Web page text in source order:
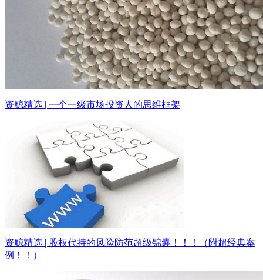
资鲸精选 | 一个一级市场投资人的思维框架
资鲸精选 | 股权代持的风险防范超级锦囊！！！（附超经典案
例！！）